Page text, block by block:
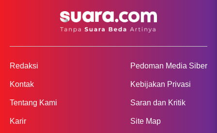
Redaksi
Kontak
Tentang Kami
Karir
Pedoman Media Siber
Kebijakan Privasi
Saran dan Kritik
Site Map